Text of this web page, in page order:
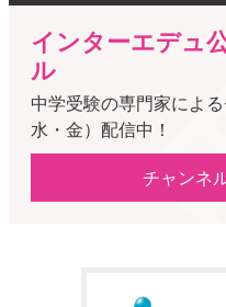
インターエデュ
ル
中学受験の専門家によ
水・金）配信中！
チャンネ